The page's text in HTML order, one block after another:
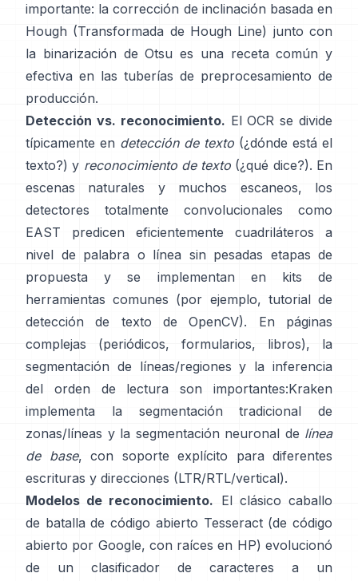
importante: la corrección de inclinación basada en
Hough (Transformada de Hough Line) junto con
la binarización de Otsu es una receta común y
efectiva en las tuberías de preprocesamiento de
producción.
Detección vs. reconocimiento. El OCR se divide
típicamente en detección de texto (¿dónde está el
texto?) y reconocimiento de texto (¿qué dice?). En
escenas naturales y muchos escaneos, los
detectores totalmente convolucionales como
EAST
predicen eficientemente cuadriláteros a
nivel de palabra o línea sin pesadas etapas de
propuesta y se implementan en kits de
herramientas comunes (por ejemplo, tutorial de
detección de texto de OpenCV). En páginas
complejas (periódicos, formularios, libros), la
segmentación de líneas/regiones y la inferencia
del orden de lectura son importantes:Kraken
implementa la segmentación tradicional de
zonas/líneas y la segmentación neuronal de línea
de base, con soporte explícito para diferentes
escrituras y direcciones (LTR/RTL/vertical).
Modelos de reconocimiento. El clásico caballo
de batalla de código abierto Tesseract (de código
abierto por Google, con raíces en HP) evolucionó
de un clasificador de caracteres a un